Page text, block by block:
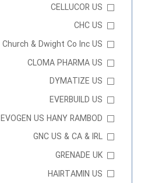
CELLUCOR US
CHC US
Church & Dwight Co Inc US
CLOMA PHARMA US
DYMATIZE US
EVERBUILD US
EVOGEN US HANY RAMBOD
GNC US & CA & IRL
GRENADE UK
HAIRTAMIN US